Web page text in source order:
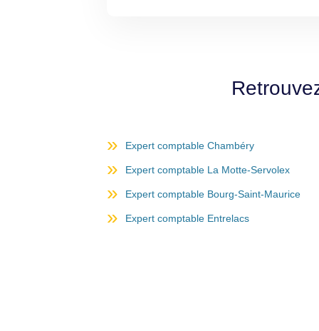
Expert comptable Chambéry
Expert comptable La Motte-Servolex
Expert comptable Bourg-Saint-Maurice
Expert comptable Entrelacs